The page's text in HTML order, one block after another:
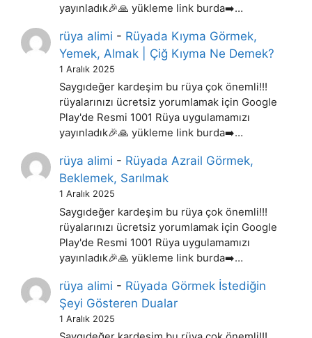
yayınladık🎉🙏 yükleme link burda➡️…
rüya alimi - Rüyada Kıyma Görmek,
Yemek, Almak | Çiğ Kıyma Ne Demek?
1 Aralık 2025
Saygıdeğer kardeşim bu rüya çok önemli!!!
rüyalarınızı ücretsiz yorumlamak için Google
Play'de Resmi 1001 Rüya uygulamamızı
yayınladık🎉🙏 yükleme link burda➡️…
rüya alimi - Rüyada Azrail Görmek,
Beklemek, Sarılmak
1 Aralık 2025
Saygıdeğer kardeşim bu rüya çok önemli!!!
rüyalarınızı ücretsiz yorumlamak için Google
Play'de Resmi 1001 Rüya uygulamamızı
yayınladık🎉🙏 yükleme link burda➡️…
rüya alimi - Rüyada Görmek İstediğin
Şeyi Gösteren Dualar
1 Aralık 2025